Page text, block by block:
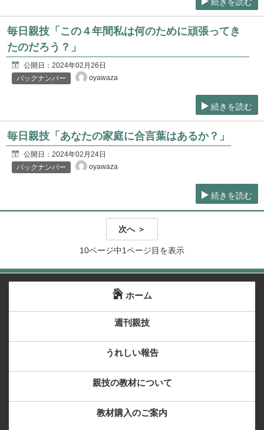
毎日親技「この４年間私は何のために頑張ってき
たのだろう？」
公開日： 2024年02月26日
バックナンバー
oyawaza
続きを読む
毎日親技「あなたの家庭に合言葉はあるか？」
公開日： 2024年02月24日
バックナンバー
oyawaza
続きを読む
次へ ＞
10ページ中1ページ目を表示
ホーム
週刊親技
うれしい報告
親技の教材について
教材購入のご案内